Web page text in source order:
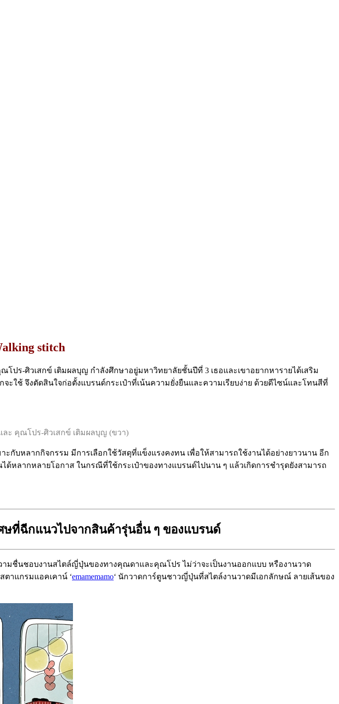
stitch
ร-ศิวเสกข์ เติมผลบุญ กำลังศึกษาอยู่มหาวิทยาลัยชั้นปีที่ 3 เธอและเขาอยากหารายได้เสริม
ะใช้ จึงตัดสินใจก่อตั้งแบรนด์กระเป๋าที่เน้นความยั่งยืนและความเรียบง่าย ด้วยดีไซน์และโทนสีที่
ะ คุณโปร-ศิวเสกข์ เติมผลบุญ (ขวา)
กับหลากกิจกรรม มีการเลือกใช้วัสดุที่แข็งแรงคงทน เพื่อให้สามารถใช้งานได้อย่างยาวนาน อีก
ด้หลากหลายโอกาส ในกรณีที่ใช้กระเป๋าของทางแบรนด์ไปนาน ๆ แล้วเกิดการชำรุดยังสามารถ
ษที่ฉีกแนวไปจากสินค้ารุ่นอื่น ๆ ของแบรนด์
มชื่นชอบงานสไตล์ญี่ปุ่นของทางคุณดาและคุณโปร ไม่ว่าจะเป็นงานออกแบบ หรืองานวาด
ตาแกรมแอคเคาน์ ‘emamemamo‘ นักวาดการ์ตูนชาวญี่ปุ่นที่สไตล์งานวาดมีเอกลักษณ์ ลายเส้นของ